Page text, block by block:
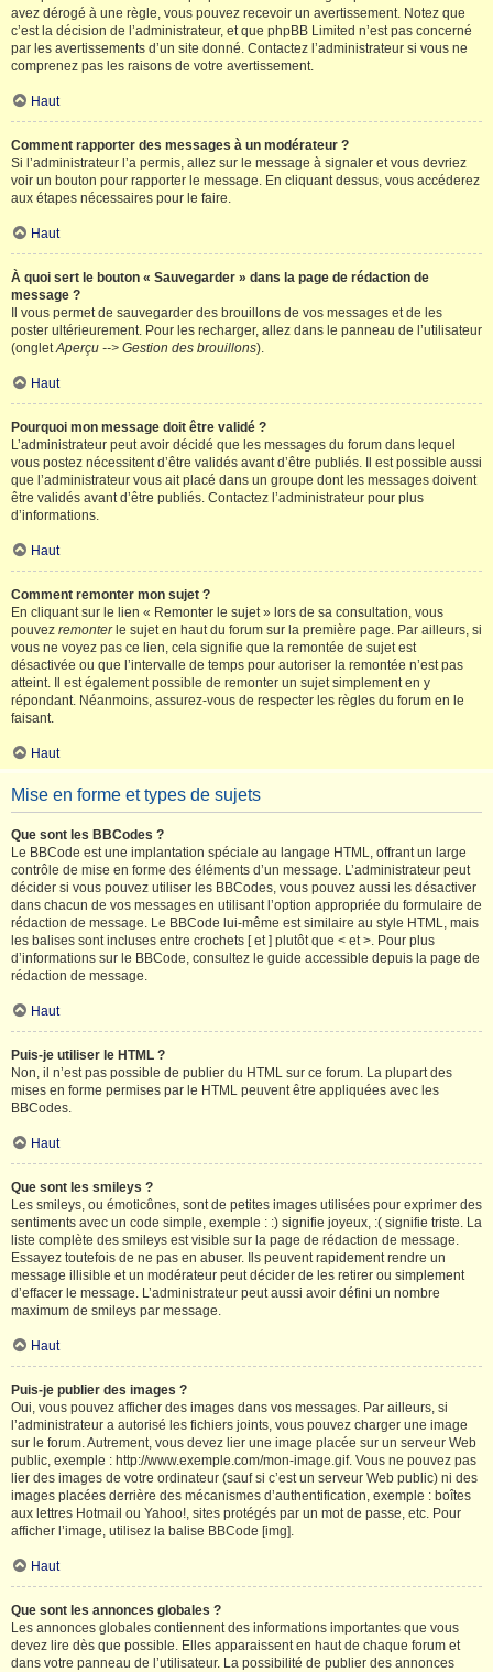
avez dérogé à une règle, vous pouvez recevoir un avertissement. Notez que
c’est la décision de l’administrateur, et que phpBB Limited n’est pas concerné
par les avertissements d’un site donné. Contactez l’administrateur si vous ne
comprenez pas les raisons de votre avertissement.
Haut
Comment rapporter des messages à un modérateur ?
Si l’administrateur l’a permis, allez sur le message à signaler et vous devriez
voir un bouton pour rapporter le message. En cliquant dessus, vous accéderez
aux étapes nécessaires pour le faire.
Haut
À quoi sert le bouton « Sauvegarder » dans la page de rédaction de
message ?
Il vous permet de sauvegarder des brouillons de vos messages et de les
poster ultérieurement. Pour les recharger, allez dans le panneau de l’utilisateur
(ongletAperçu --> Gestion des brouillons).
Haut
Pourquoi mon message doit être validé ?
L’administrateur peut avoir décidé que les messages du forum dans lequel
vous postez nécessitent d’être validés avant d’être publiés. Il est possible aussi
que l’administrateur vous ait placé dans un groupe dont les messages doivent
être validés avant d’être publiés. Contactez l’administrateur pour plus
d’informations.
Haut
Comment remonter mon sujet ?
En cliquant sur le lien « Remonter le sujet » lors de sa consultation, vous
pouvez remonterle sujet en haut du forum sur la première page. Par ailleurs, si
vous ne voyez pas ce lien, cela signifie que la remontée de sujet est
désactivée ou que l’intervalle de temps pour autoriser la remontée n’est pas
atteint. Il est également possible de remonter un sujet simplement en y
répondant. Néanmoins, assurez-vous de respecter les règles du forum en le
faisant.
Haut
Mise en forme et types de sujets
Que sont les BBCodes ?
Le BBCode est une implantation spéciale au langage HTML, offrant un large
contrôle de mise en forme des éléments d’un message. L’administrateur peut
décider si vous pouvez utiliser les BBCodes, vous pouvez aussi les désactiver
dans chacun de vos messages en utilisant l’option appropriée du formulaire de
rédaction de message. Le BBCode lui-même est similaire au style HTML, mais
les balises sont incluses entre crochets [ et ] plutôt que < et >. Pour plus
d’informations sur le BBCode, consultez le guide accessible depuis la page de
rédaction de message.
Haut
Puis-je utiliser le HTML ?
Non, il n’est pas possible de publier du HTML sur ce forum. La plupart des
mises en forme permises par le HTML peuvent être appliquées avec les
BBCodes.
Haut
Que sont les smileys ?
Les smileys, ou émoticônes, sont de petites images utilisées pour exprimer des
sentiments avec un code simple, exemple : :) signifie joyeux, :( signifie triste. La
liste complète des smileys est visible sur la page de rédaction de message.
Essayez toutefois de ne pas en abuser. Ils peuvent rapidement rendre un
message illisible et un modérateur peut décider de les retirer ou simplement
d’effacer le message. L’administrateur peut aussi avoir défini un nombre
maximum de smileys par message.
Haut
Puis-je publier des images ?
Oui, vous pouvez afficher des images dans vos messages. Par ailleurs, si
l’administrateur a autorisé les fichiers joints, vous pouvez charger une image
sur le forum. Autrement, vous devez lier une image placée sur un serveur Web
public, exemple : http://www.exemple.com/mon-image.gif. Vous ne pouvez pas
lier des images de votre ordinateur (sauf si c’est un serveur Web public) ni des
images placées derrière des mécanismes d’authentification, exemple : boîtes
aux lettres Hotmail ou Yahoo!, sites protégés par un mot de passe, etc. Pour
afficher l’image, utilisez la balise BBCode [img].
Haut
Que sont les annonces globales ?
Les annonces globales contiennent des informations importantes que vous
devez lire dès que possible. Elles apparaissent en haut de chaque forum et
dans votre panneau de l’utilisateur. La possibilité de publier des annonces